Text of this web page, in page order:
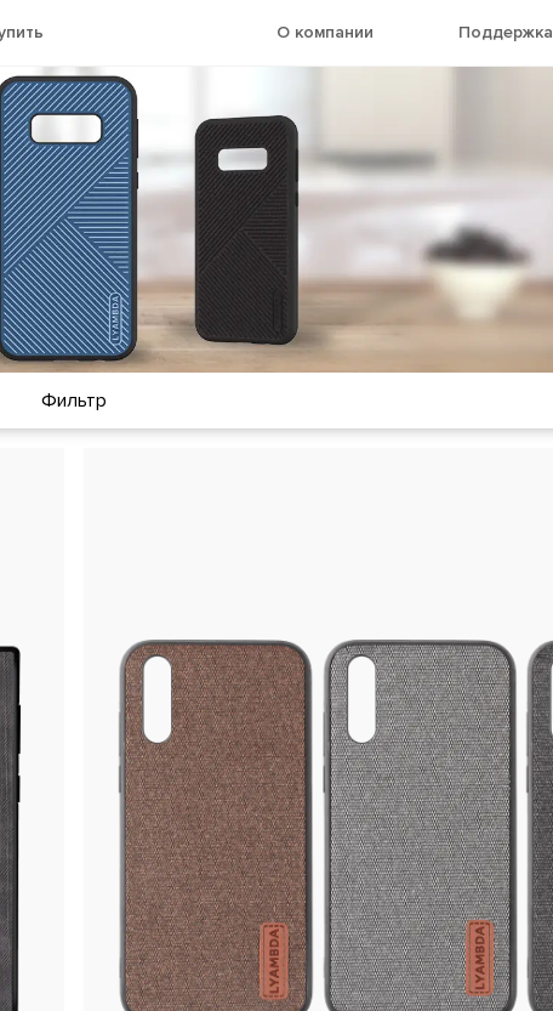
О компании Поддержка
Фильтр